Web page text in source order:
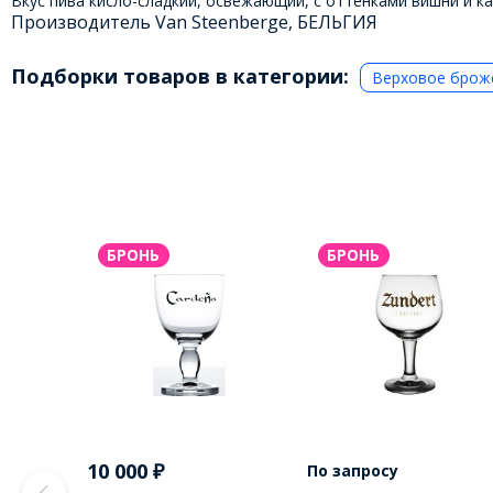
Производитель Van Steenberge, БЕЛЬГИЯ
Подборки товаров в категории: Верховое
БРОНЬ
10 000 ₽
БРОНЬ
По запросу